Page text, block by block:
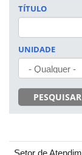
TÍTULO
UNIDADE
PESQUISAR
Setor de